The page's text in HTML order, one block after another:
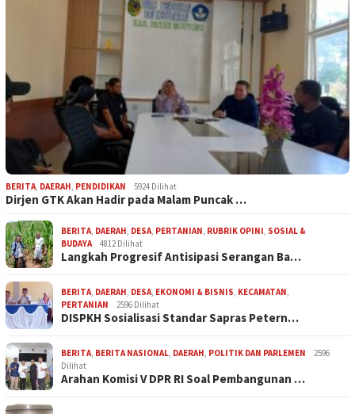
BERITA, DAERAH, PENDIDIKAN 5924 Dilihat
Dirjen GTK Akan Hadir pada Malam Puncak …
BERITA, DAERAH, DESA, PERTANIAN, RUBRIK OPINI, SOSIAL &
BUDAYA
4812 Dilihat
Langkah Progresif Antisipasi Serangan Ba…
BERITA, DAERAH, DESA, EKONOMI & BISNIS, KECAMATAN,
PERTANIAN
2596 Dilihat
DISPKH Sosialisasi Standar Sapras Petern…
BERITA, BERITA NASIONAL, DAERAH, POLITIK DAN PARLEMEN
2596
Dilihat
Arahan Komisi V DPR RI Soal Pembangunan …